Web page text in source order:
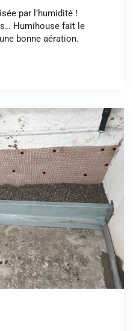
par l’humidité !
Humihouse fait le
bonne aération.